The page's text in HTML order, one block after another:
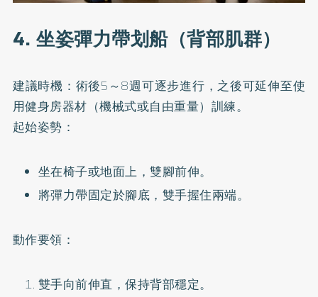
4. 坐姿彈力帶划船（背部肌群）
建議時機：術後5～8週可逐步進行，之後可延伸至使
用健身房器材（機械式或自由重量）訓練。
起始姿勢：
坐在椅子或地面上，雙腳前伸。
將彈力帶固定於腳底，雙手握住兩端。
動作要領：
雙手向前伸直，保持背部穩定。